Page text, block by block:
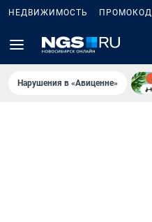
НЕДВИЖИМОСТЬ
Нарушения в «Авиценне»